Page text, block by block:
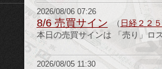
け
ア
ン
2026/08/06 07:26
8/6 売買サイン （ 日経２２
本日の売買サインは 「売り」ロ
2026/08/05 11:30